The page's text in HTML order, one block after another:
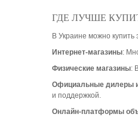
ГДЕ ЛУЧШЕ
В Украине можно
Интернет-магазины:
Физические магазины:
Официальные дилеры
и поддержкой.
Онлайн-платформы